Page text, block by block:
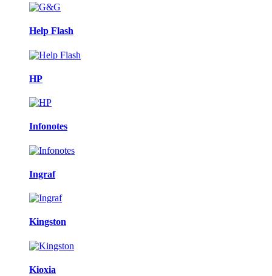
Help Flash
HP
Infonotes
Ingraf
Kingston
Kioxia